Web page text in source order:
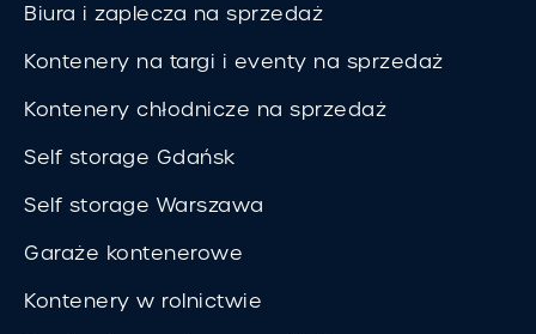
Biura i zaplecza na sprzedaż
Kontenery na targi i eventy na sprzedaż
Kontenery chłodnicze na sprzedaż
Self storage Gdańsk
Self storage Warszawa
Garaże kontenerowe
Kontenery w rolnictwie